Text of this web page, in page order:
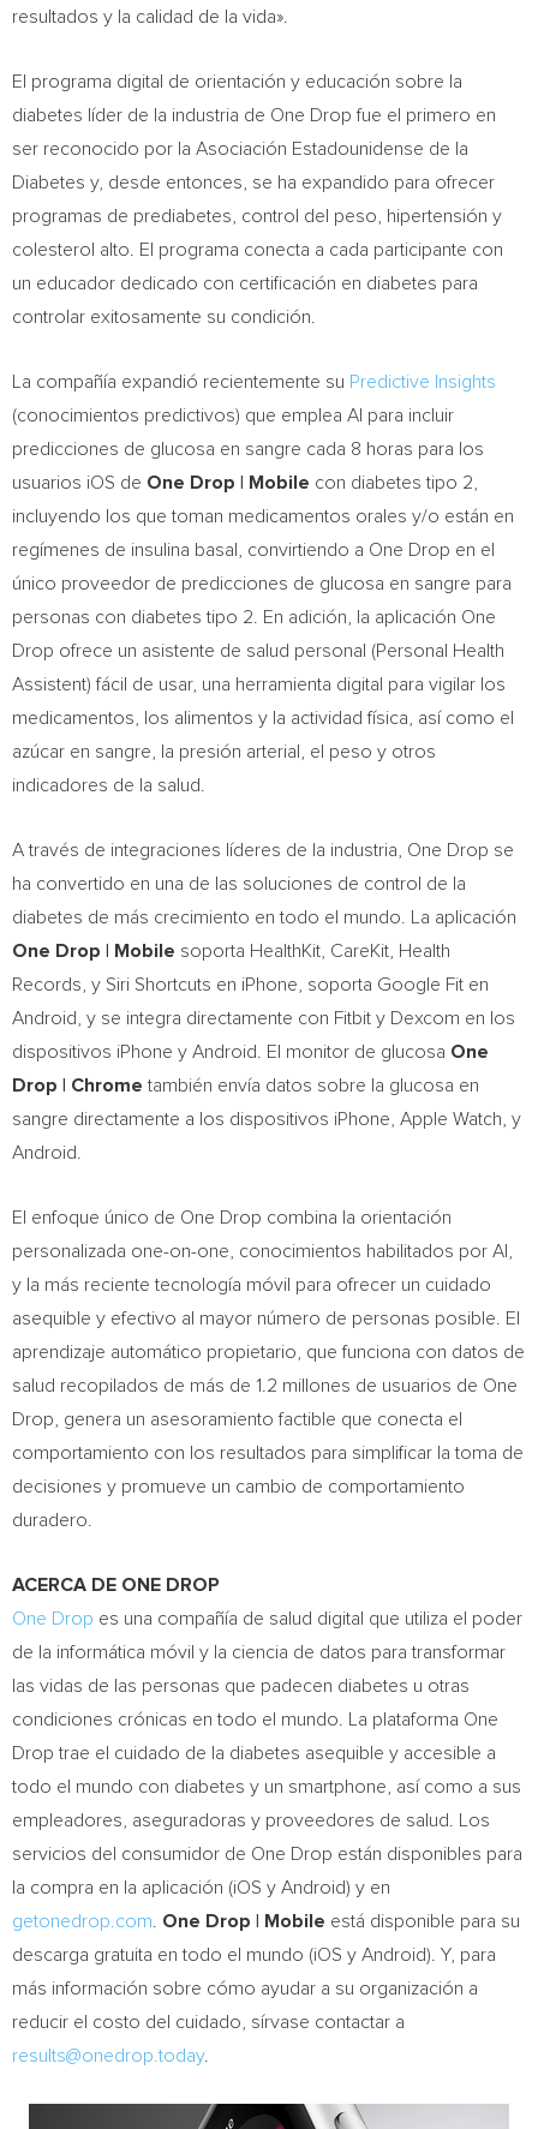
resultados y la calidad de la vida».
El programa digital de orientación y educación sobre la
diabetes líder de la industria de One Drop fue el primero en
ser reconocido por la Asociación Estadounidense de la
Diabetes y, desde entonces, se ha expandido para ofrecer
programas de prediabetes, control del peso, hipertensión y
colesterol alto. El programa conecta a cada participante con
un educador dedicado con certificación en diabetes para
controlar exitosamente su condición.
La compañía expandió recientemente su Predictive Insights
(conocimientos predictivos) que emplea AI para incluir
predicciones de glucosa en sangre cada 8 horas para los
usuarios iOS de One Drop | Mobile con diabetes tipo 2,
incluyendo los que toman medicamentos orales y/o están en
regímenes de insulina basal, convirtiendo a One Drop en el
único proveedor de predicciones de glucosa en sangre para
personas con diabetes tipo 2. En adición, la aplicación One
Drop ofrece un asistente de salud personal (Personal Health
Assistent) fácil de usar, una herramienta digital para vigilar los
medicamentos, los alimentos y la actividad física, así como el
azúcar en sangre, la presión arterial, el peso y otros
indicadores de la salud.
A través de integraciones líderes de la industria, One Drop se
ha convertido en una de las soluciones de control de la
diabetes de más crecimiento en todo el mundo. La aplicación
One Drop | Mobile soporta HealthKit, CareKit, Health
Records, y Siri Shortcuts en iPhone, soporta Google Fit en
Android, y se integra directamente con Fitbit y Dexcom en los
dispositivos iPhone y Android. El monitor de glucosa One
Drop | Chrome también envía datos sobre la glucosa en
sangre directamente a los dispositivos iPhone, Apple Watch, y
Android.
El enfoque único de One Drop combina la orientación
personalizada one-on-one, conocimientos habilitados por AI,
y la más reciente tecnología móvil para ofrecer un cuidado
asequible y efectivo al mayor número de personas posible. El
aprendizaje automático propietario, que funciona con datos de
salud recopilados de más de 1.2 millones de usuarios de One
Drop , genera un asesoramiento factible que conecta el
comportamiento con los resultados para simplificar la toma de
decisiones y promueve un cambio de comportamiento
duradero.
ACERCA DE ONE DROP
One Drop es una compañía de salud digital que utiliza el poder
de la informática móvil y la ciencia de datos para transformar
las vidas de las personas que padecen diabetes u otras
condiciones crónicas en todo el mundo. La plataforma One
Drop trae el cuidado de la diabetes asequible y accesible a
todo el mundo con diabetes y un smartphone, así como a sus
empleadores, aseguradoras y proveedores de salud. Los
servicios del consumidor de One Drop están disponibles para
la compra en la aplicación (iOS y Android) y en
getonedrop.com
One Drop | Mobile está disponible para su
descarga gratuita en todo el mundo (iOS y Android). Y, para
más información sobre cómo ayudar a su organización a
reducir el costo del cuidado, sírvase contactar a
results@onedrop.today.